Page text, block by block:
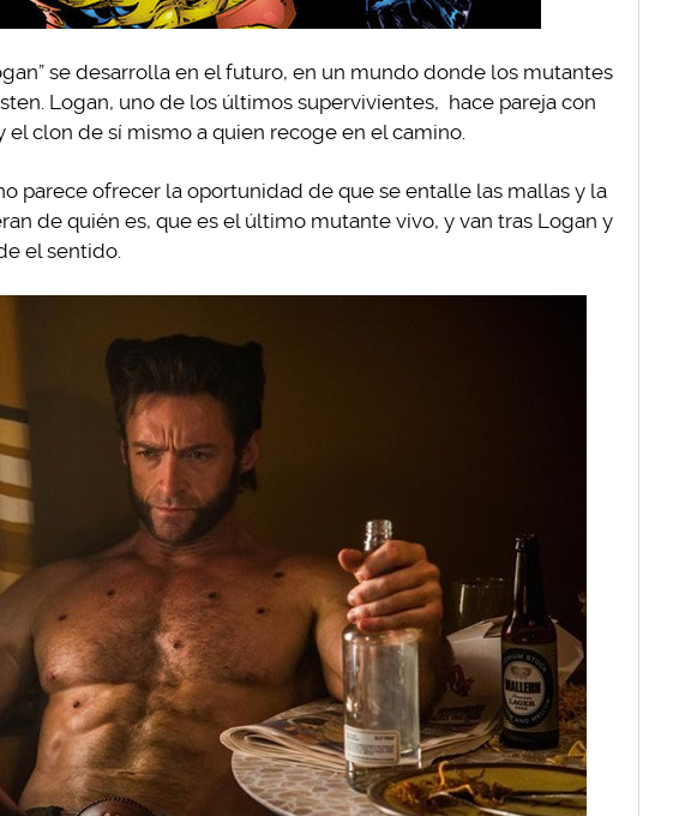
se desarrolla en el futuro, en un mundo donde los mutantes
Logan, uno de los últimos supervivientes, hace pareja con
el clon de sí mismo a quien recoge en el camino.
parece ofrecer la oportunidad de que se entalle las mallas y la
de quién es, que es el último mutante vivo, y van tras Logan y
el sentido.